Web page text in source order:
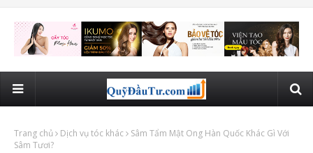
Trang chủ Dịch vụ tóc khác
Sâm Tẩm Mật Ong Hàn Quốc Khác Gì Với
Sâm Tươi?